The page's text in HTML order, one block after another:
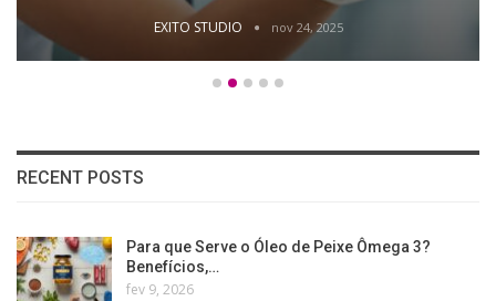
EXITO STUDIO nov 24, 2025
RECENT POSTS
Para que Serve o Óleo de Peixe Ômega 3?
Benefícios,…
fev 9, 2026